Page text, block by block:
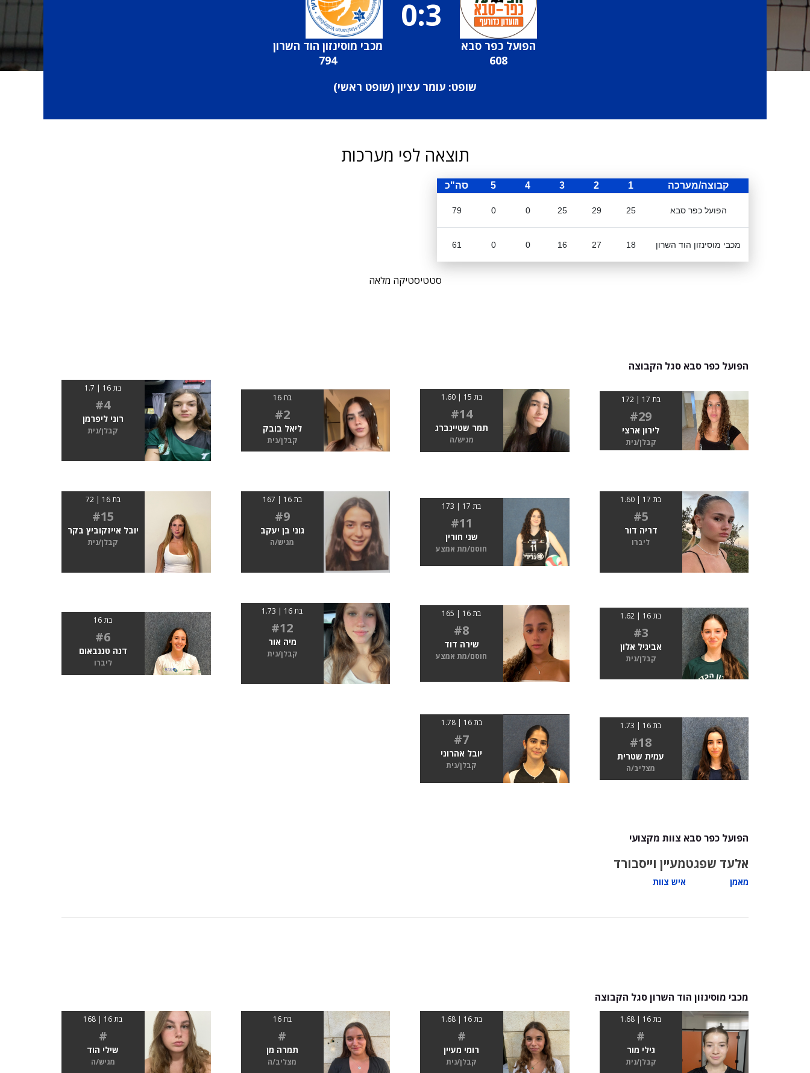
הפועל כפר סבא
608
0:3
מכבי מוסינזון הוד השרון
794
שופט: עומר עציון (שופט ראשי)
תוצאה לפי מערכות
קבוצה/מערכה 1
2
3
4
5 סה"כ
הפועל כפר סבא 25
29
25
0
0
79
מכבי מוסינזון הוד השרון 18
27
16
0
0
61
סטטיסטיקה מלאה
הפועל כפר סבא סגל הקבוצה
בת 17 | 172
#29
לירון ארצי
קבלן/נית
בת 15 | 1.60
#14
תמר שטיינברג
מגיש/ה
בת 16
#2
ליאל בובק
קבלן/נית
בת 16 | 1.7
#4
רוני ליפרמן
קבלן/נית
בת 17 | 1.60
#5
דריה דור
ליברו
בת 17 | 173
#11
שני חורין
חוסם/מת אמצע
בת 16 | 167
#9
גוני בן יעקב
מגיש/ה
בת 16 | 72
#15
יובל אייזקוביץ בקר
קבלן/נית
בת 16 | 1.62
#3
אביגיל אלון
קבלן/נית
בת 16 | 165
#8
שירה דוד
חוסם/מת אמצע
בת 16 | 1.73
#12
מיה אור
קבלן/נית
בת 16
#6
דנה טננבאום
ליברו
בת 16 | 1.73
#18
עמית שטרית
מצליב/ה
בת 16 | 1.78
#7
יובל אהרוני
קבלן/נית
הפועל כפר סבא צוות מקצועי
אלעד שפגט
מאמן
מעיין וייסבורד
איש צוות
מכבי מוסינזון הוד השרון סגל הקבוצה
בת 16 | 1.68
#
גילי מור
קבלן/נית
בת 16 | 1.68
#
רומי מעיין
קבלן/נית
בת 16
#
תמרה מן
מצליב/ה
בת 16 | 168
#
שילי הוד
מגיש/ה